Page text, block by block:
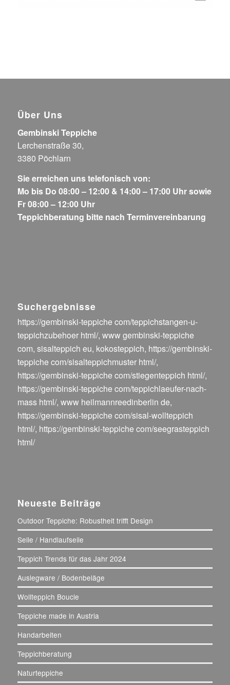
Über Uns
Gembinski Teppiche
Lerchenstraße 30,
3380 Pöchlarn
Sie erreichen uns telefonisch von:
Mo bis Do 08:00 – 12:00 & 14:00 – 17:00 Uhr sowie
Fr 08:00 – 12:00 Uhr
Teppichberatung bitte nach Terminvereinbarung
Suchergebnisse
https://gembinski-teppiche com/teppichstangen-u-
teppichzubehoer html/, www gembinski-teppiche
com, sisalteppich eu, kokosteppich, https://gembinski-
teppiche com/sisalteppichmuster html/,
https://gembinski-teppiche com/stiegenteppich html/,
https://gembinski-teppiche com/teppichlaeufer-nach-
mass html/, www heilmannreedinberlin de,
https://gembinski-teppiche com/sisal-wollteppich
html/, https://gembinski-teppiche com/seegrasteppich
html/
Neueste Beiträge
Outdoor Teppiche: Robustheit trifft Design
Seile / Handlaufseile
Teppich Trends für das Jahr 2024
Auslegware / Bodenbeläge
Wollteppich Boucle
Teppiche made in Austria
Handarbeiten
Teppichberatung
Naturteppiche